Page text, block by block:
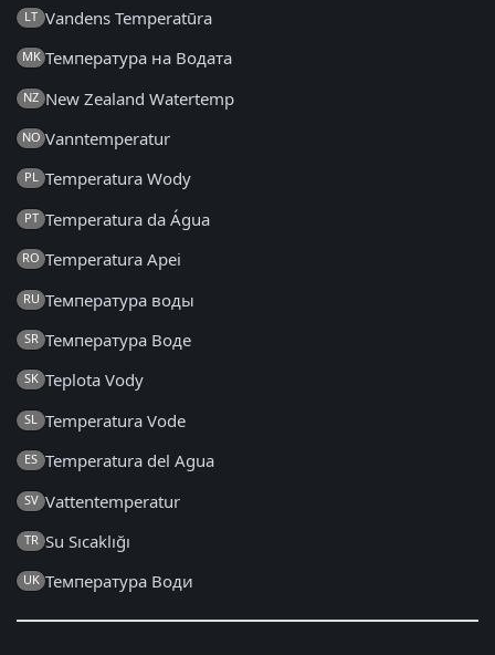
LT Vandens Temperatūra
MK Температура на Водата
NZ New Zealand Watertemp
NO Vanntemperatur
PL Temperatura Wody
PT Temperatura da Água
RO Temperatura Apei
RU Температура воды
SR Температура Воде
SK Teplota Vody
SL Temperatura Vode
ES Temperatura del Agua
SV Vattentemperatur
TR Su Sıcaklığı
UK Температура Води